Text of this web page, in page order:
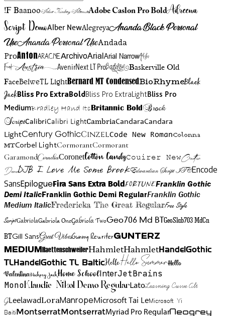
!F BaanooAdine Kirnberg AlternateAdobe Caslon Pro BoldAdreena
Script DemoAlber NewAlegreyaAnanda Black Personal
UseAnanda Personal UseAndada
ProAntonAracneArchivoArialArial NarrowArtistic
FriendAustriaAvenirNext LT ProBadelionBaskerville Old
FaceBelweTL LightBernard MT CondensedBioRhymeBlack
JackBliss Pro ExtraBoldBliss Pro ExtraLightBliss Pro
MediumBradley Hand Itc Britannic Bold Brock
ScriptCalibriCalibri LightCambriaCandaraCandara
LightCentury GothicCinzelCode New RomanColonna
MTCorbel LightCormorantCormorant
GaramondCorneliaCoronetCotton CandyCouirer NewCreattion
DemoDJB I Love Me Some BrookEdwardian Script ITCEncode
SansEpilogueFira Sans Extra BoldFortuneFranklin Gothic
Demi ItalicFranklin Gothic Demi RegularFranklin Gothic
Medium ItalicFredericka The Great RegularFree Style
ScriptGabriolaGabriola OneGabriola TwoGeo706 Md BTGeoSlab703 MdCn
BTGill SansGreat VibesGunny RewriterGunterz
Medium HaettenschweilerHahmletHahmletHandelGothic
TLHandelGothic TL BalticHelloHello SummerHello
ValentinaHickory JackHome SchoolInterJetBrains
MonoKlaudie Nikol Demo RegularLatoLearning Curve Alt
GLeelawadLoraManropeMicrosoft Tai LeMicrosoft Yi
BaitiMontserratMontserratMyriad Pro RegularNeogrey